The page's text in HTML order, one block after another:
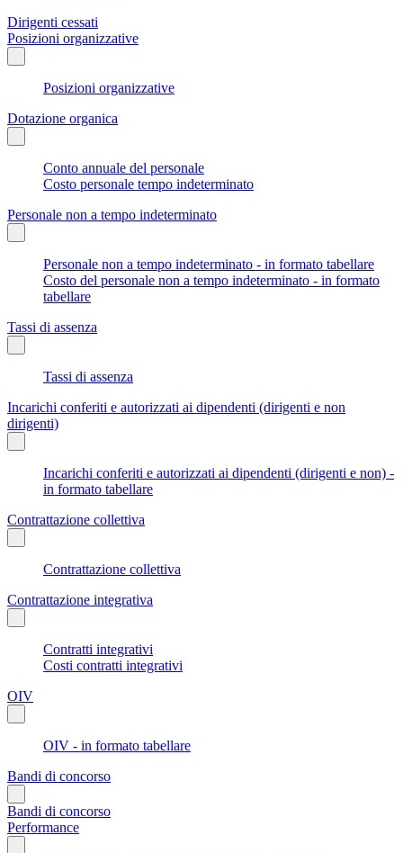
Dirigenti cessati
Posizioni organizzative
Posizioni organizzative
Dotazione organica
Conto annuale del personale
Costo personale tempo indeterminato
Personale non a tempo indeterminato
Personale non a tempo indeterminato - in formato tabellare
Costo del personale non a tempo indeterminato - in formato
tabellare
Tassi di assenza
Tassi di assenza
Incarichi conferiti e autorizzati ai dipendenti (dirigenti e non
dirigenti)
Incarichi conferiti e autorizzati ai dipendenti (dirigenti e non) -
in formato tabellare
Contrattazione collettiva
Contrattazione collettiva
Contrattazione integrativa
Contratti integrativi
Costi contratti integrativi
OIV
OIV - in formato tabellare
Bandi di concorso
Bandi di concorso
Performance